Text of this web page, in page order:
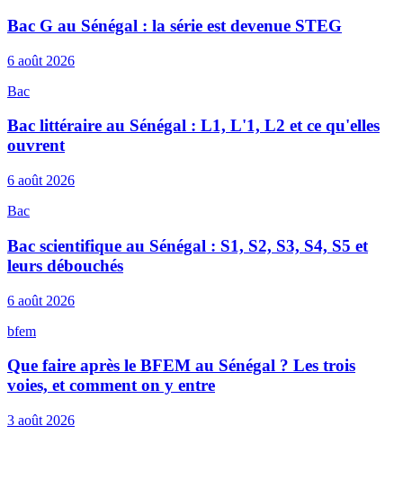
Bac G au Sénégal : la série est devenue STEG
6 août 2026
Bac
Bac littéraire au Sénégal : L1, L'1, L2 et ce qu'elles
ouvrent
6 août 2026
Bac
Bac scientifique au Sénégal : S1, S2, S3, S4, S5 et
leurs débouchés
6 août 2026
bfem
Que faire après le BFEM au Sénégal ? Les trois
voies, et comment on y entre
3 août 2026